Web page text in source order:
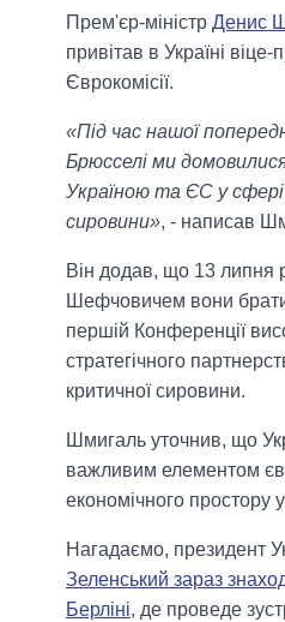
Прем'єр-міністр Денис
привітав в Україні віце-
Єврокомісії.
«Під час нашої
Брюсселі ми
Україною та ЄС у
сировини», - написав
Він додав, що 13
Шефчовичем вони
першій Конференції
стратегічного
критичної сировини.
Шмигаль уточнив, що
важливим елементом
економічного простору
Нагадаємо, президент
Зеленський зараз
Берліні, де проведе